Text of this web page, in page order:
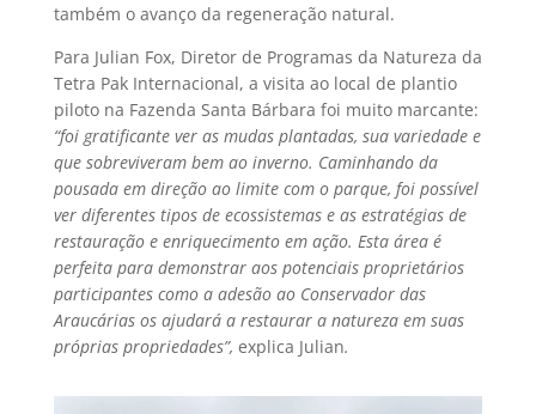
também o avanço da regeneração natural.
Para Julian Fox, Diretor de Programas da Natureza da
Tetra Pak Internacional, a visita ao local de plantio
piloto na Fazenda Santa Bárbara foi muito marcante:
“foi gratificante ver as mudas plantadas, sua variedade e
que sobreviveram bem ao inverno. Caminhando da
pousada em direção ao limite com o parque, foi possível
ver diferentes tipos de ecossistemas e as estratégias de
restauração e enriquecimento em ação. Esta área é
perfeita para demonstrar aos potenciais proprietários
participantes como a adesão ao Conservador das
Araucárias os ajudará a restaurar a natureza em suas
próprias propriedades”, explica Julian.